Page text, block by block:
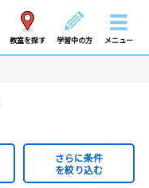
教室を探す 学習中の方 メニュー
さらに条件
を絞り込む